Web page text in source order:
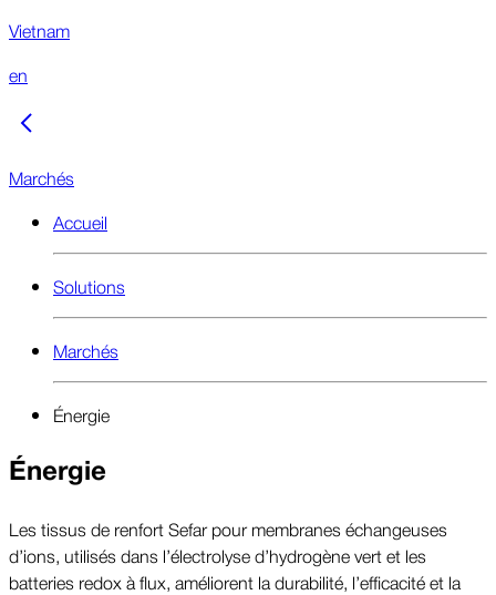
Vietnam
en
Marchés
Accueil
Solutions
Marchés
Énergie
Énergie
Les tissus de renfort Sefar pour membranes échangeuses
d’ions, utilisés dans l’électrolyse d’hydrogène vert et les
batteries redox à flux, améliorent la durabilité, l’efficacité et la